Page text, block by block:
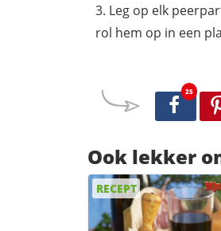
Leg op elk
rol hem op in een
25
Ook lekker
RECEPT